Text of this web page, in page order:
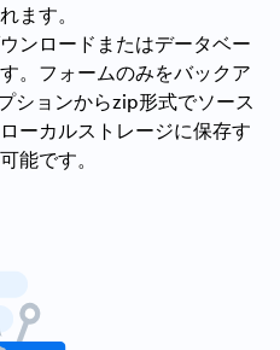
ます。
ンロードまたはデータベー
。フォームのみをバックア
ションからzip形式でソース
ーカルストレージに保存す
能です。